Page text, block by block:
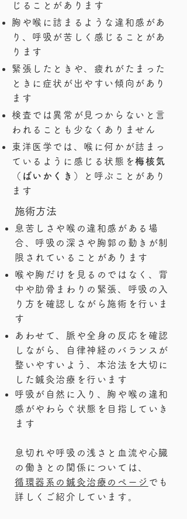
じることがあります
胸や喉に詰まるような違和感があ
り、呼吸が苦しく感じることがあ
ります
緊張したときや、疲れがたまった
ときに症状が出やすい傾向があり
ます
検査では異常が見つからないと言
われることも少なくありません
東洋医学では、喉に何かが詰まっ
ているように感じる状態を梅核気
（ばいかくき）
と呼ぶことがあり
ます
​施術方法
息苦しさや喉の違和感がある場
合、呼吸の深さや胸郭の動きが制
限されていることがあります
喉や胸だけを見るのではなく、背
中や肋骨まわりの緊張、呼吸の入
り方を確認しながら施術を行いま
す
あわせて、脈や全身の反応を確認
しながら、自律神経のバランスが
整いやすいよう、本治法を大切に
した鍼灸治療を行います
呼吸が自然に入り、胸や喉の違和
感がやわらぐ状態を目指していき
ます
息切れや呼吸の浅さと血流や心臓
の働きとの関係については、
循環器系の鍼灸治療のページ でも
詳しくご紹介しています。